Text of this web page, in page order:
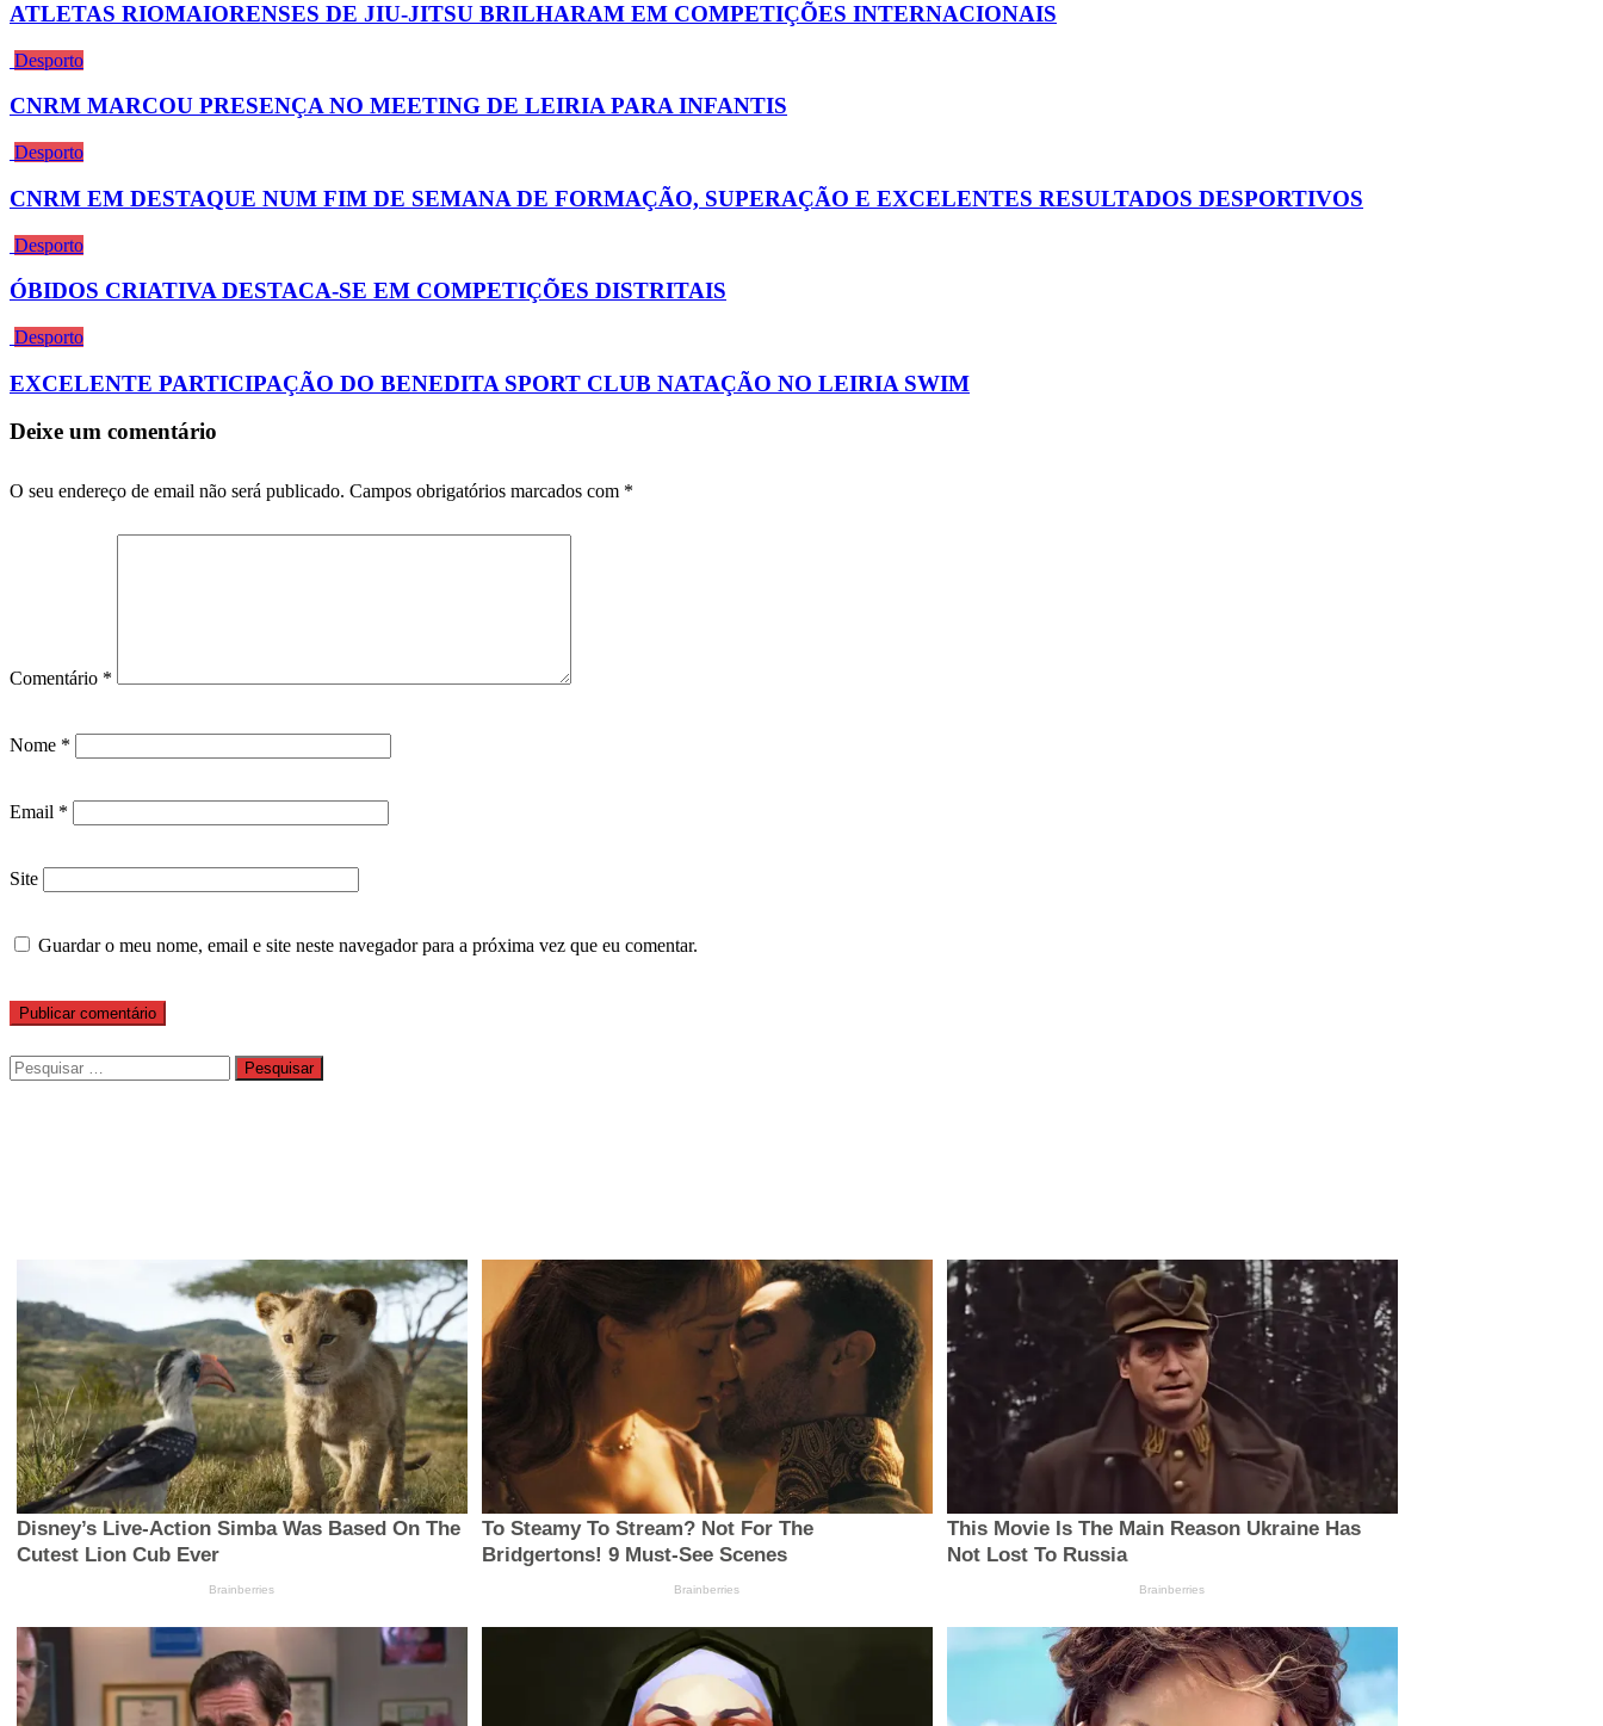
ATLETAS RIOMAIORENSES DE JIU-JITSU BRILHARAM EM COMPETIÇÕES INTERNACIONAIS
Desporto
CNRM MARCOU PRESENÇA NO MEETING DE LEIRIA PARA INFANTIS
Desporto
CNRM EM DESTAQUE NUM FIM DE SEMANA DE FORMAÇÃO, SUPERAÇÃO E EXCELENTES RESULTADOS DESPORTIVOS
Desporto
ÓBIDOS CRIATIVA DESTACA-SE EM COMPETIÇÕES DISTRITAIS
Desporto
EXCELENTE PARTICIPAÇÃO DO BENEDITA SPORT CLUB NATAÇÃO NO LEIRIA SWIM
Deixe um comentário
O seu endereço de email não será publicado. Campos obrigatórios marcados com *
Comentário *
Nome *
Email *
Site
Guardar o meu nome, email e site neste navegador para a próxima vez que eu comentar.
Pesquisar
por: